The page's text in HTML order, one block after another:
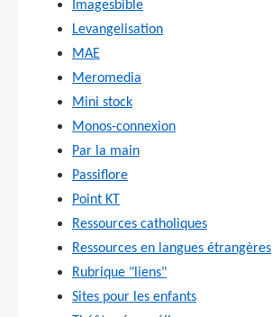
Imagesbible
Levangelisation
MAE
Meromedia
Mini stock
Monos-connexion
Par la main
Passiflore
Point KT
Ressources catholiques
Ressources en langues étrangères
Rubrique "liens"
Sites pour les enfants